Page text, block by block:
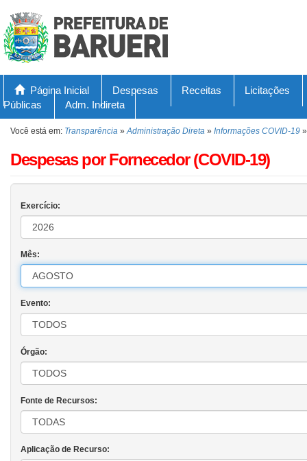
Página Inicial Despesas Receitas
Licitações
Públicas
Adm. Indireta
Você está em: Transparência »Administração Direta » Informações COVID-19
Despesas por Fornecedor (COVID-19)
Exercício:
Mês:
Evento:
Órgão:
Fonte de Recursos:
Aplicação de Recurso: